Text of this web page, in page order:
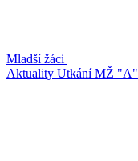
Mladší žáci
Aktuality Utkání MŽ "A"